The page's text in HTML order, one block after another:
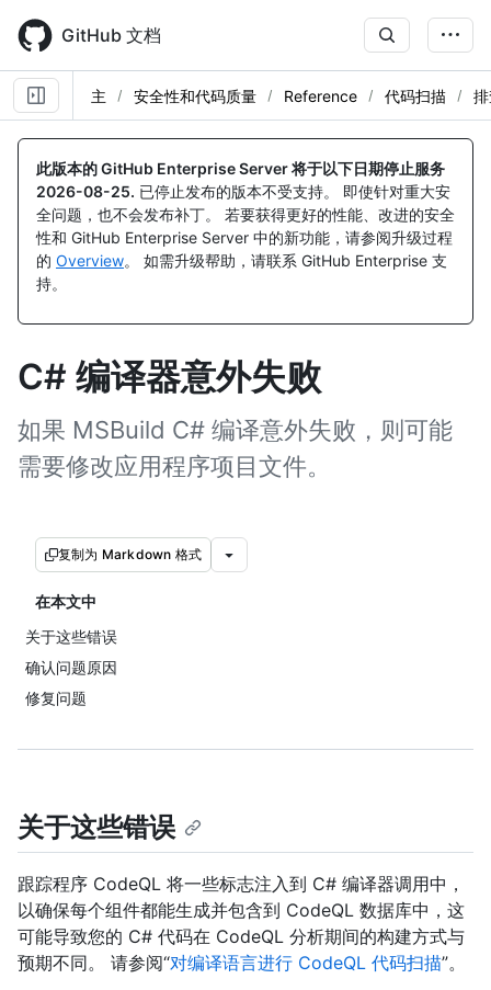
main
content
GitHub 文档
主 安全性和代码质量 Reference 代码扫描
此版本的 GitHub Enterprise Server 将于以下日期停止服务
2026-08-25. 已停止发布的版本不受支持。 即使针对重大安
全问题，也不会发布补丁。 若要获得更好的性能、改进的安全
性和 GitHub Enterprise Server 中的新功能，请参阅升级过程
的 Overview。 如需升级帮助，请联系 GitHub Enterprise 支
持。
C# 编译器意外失败
如果 MSBuild C# 编译意外失败，则可能
需要修改应用程序项目文件。
复制为 Markdown 格式
在本文中
关于这些错误
确认问题原因
修复问题
关于这些错误
跟踪程序 CodeQL 将一些标志注入到 C# 编译器调用中，
以确保每个组件都能生成并包含到 CodeQL 数据库中，这
可能导致您的 C# 代码在 CodeQL 分析期间的构建方式与
预期不同。 请参阅“对编译语言进行 CodeQL 代码扫描”。